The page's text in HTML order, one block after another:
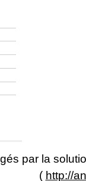
par la
( http://